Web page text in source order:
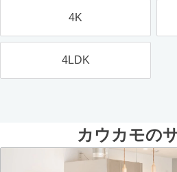
4K
4LDK
カウカモの